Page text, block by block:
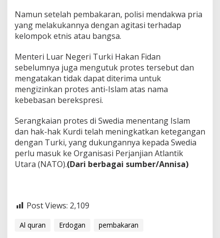
Namun setelah pembakaran, polisi mendakwa pria
yang melakukannya dengan agitasi terhadap
kelompok etnis atau bangsa.
Menteri Luar Negeri Turki Hakan Fidan
sebelumnya juga mengutuk protes tersebut dan
mengatakan tidak dapat diterima untuk
mengizinkan protes anti-Islam atas nama
kebebasan berekspresi.
Serangkaian protes di Swedia menentang Islam
dan hak-hak Kurdi telah meningkatkan ketegangan
dengan Turki, yang dukungannya kepada Swedia
perlu masuk ke Organisasi Perjanjian Atlantik
Utara (NATO).(Dari berbagai sumber/Annisa)
Post Views: 2,109
Al quran Erdogan
pembakaran